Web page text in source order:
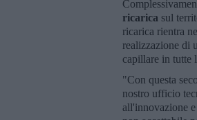
ricarica sul
ricarica rientra
realizzazione di
capillare in tutte
"Con questa
nostro ufficio
all'innovazione